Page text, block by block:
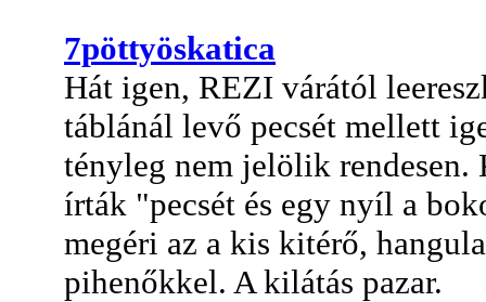
7pöttyöskatica
Hát igen, REZI várától
táblánál levő pecsét mellett
tényleg nem jelölik rendesen.
írták "pecsét és egy nyíl a
megéri az a kis kitérő,
pihenőkkel. A kilátás pazar.